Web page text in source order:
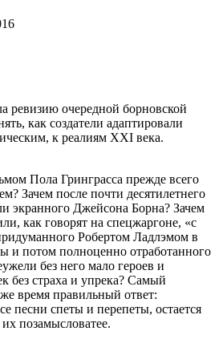
ревизию очередной борновской
как создатели адаптировали
к реалиям XXI века.
Пола Гринграсса прежде всего
Зачем после почти десятилетнего
экранного Джейcона Борна? Зачем
как говорят на спецжаргоне, «с
Робертом Ладлэмом в
и потом полноценно отработанного
без него мало героев и
без страха и упрека? Самый
время правильный ответ:
песни спеты и перепеты, остается
позамысловатее.